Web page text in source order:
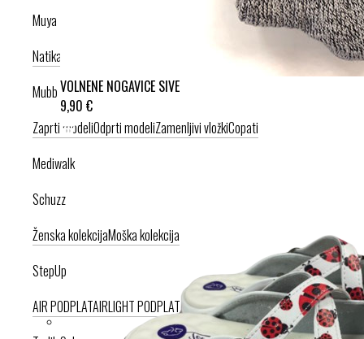
VOLNENE NOGAVICE SIVE
9,90 €
Muya
Natikači
Mubb
Zaprti modeliOdprti modeliZamenljivi vložkiCopati
Mediwalk
Schuzz
Ženska kolekcijaMoška kolekcija
StepUp
AIR PODPLATAIRLIGHT PODPLAT